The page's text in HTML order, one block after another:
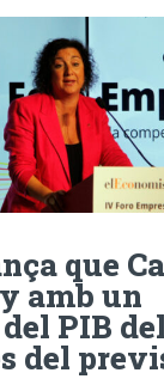
que
amb un
PIB
del